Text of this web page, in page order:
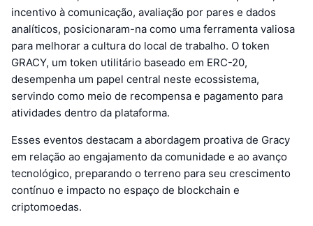
incentivo à comunicação, avaliação por pares e dados
analíticos, posicionaram-na como uma ferramenta valiosa
para melhorar a cultura do local de trabalho. O token
GRACY, um token utilitário baseado em ERC-20,
desempenha um papel central neste ecossistema,
servindo como meio de recompensa e pagamento para
atividades dentro da plataforma.
Esses eventos destacam a abordagem proativa de Gracy
em relação ao engajamento da comunidade e ao avanço
tecnológico, preparando o terreno para seu crescimento
contínuo e impacto no espaço de blockchain e
criptomoedas.